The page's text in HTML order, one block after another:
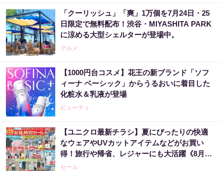
「クーリッシュ」「爽」1万個を7月24日・25
日限定で無料配布！渋谷・MIYASHITA PARK
に涼める大型シェルターが登場中。
グルメ
【1000円台コスメ】花王の新ブランド「ソフ
ィーナ ベーシック」からうるおいに着目した
化粧水＆乳液が登場
ビューティ
【ユニクロ最新チラシ】夏にぴったりの快適
なウェアやUVカットアイテムなどがお買い
得！旅行や帰省、レジャーにも大活躍《8月13
日まで》
セール